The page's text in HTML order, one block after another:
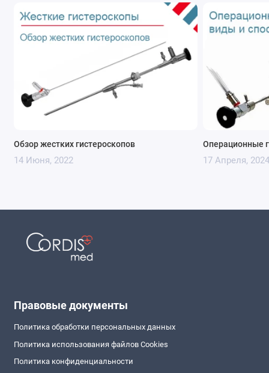
Обзор жестких гистероскопов
14 Июня, 2022
Операционные
17 Апреля, 2024
Правовые документы
Политика обработки персональных данных
Политика использования файлов Cookies
Политика конфиденциальности